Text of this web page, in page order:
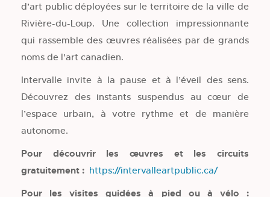
d’art public déployées sur le territoire de la ville de
Rivière-du-Loup. Une collection impressionnante
qui rassemble des œuvres réalisées par de grands
noms de l’art canadien.
Intervalle invite à la pause et à l’éveil des sens.
Découvrez des instants suspendus au cœur de
l’espace urbain, à votre rythme et de manière
autonome.
Pour découvrir les œuvres et les circuits
gratuitement : https://intervalleartpublic.ca/
Pour les visites guidées à pied ou à vélo :